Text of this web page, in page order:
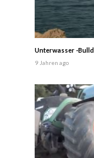
Unterwasser -
9 Jahren ago